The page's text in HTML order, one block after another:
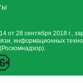
28 сентября 2018 г.,
информационных